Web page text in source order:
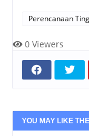
Perencanaan
0 Viewers
YOU MAY LIKE